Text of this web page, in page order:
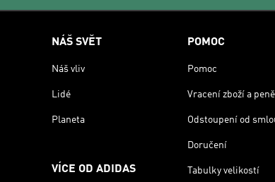
NÁŠ SVĚT
Náš vliv
Lidé
Planeta
VÍCE OD ADIDAS
POMOC
Pomoc
Vracení zboží a
Odstoupení od
Doručení
Tabulky velikostí